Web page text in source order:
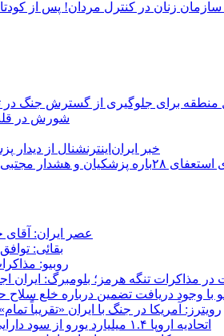
برای جلوگیری از گسترش جنگ در
شورش در
خبر ایران‌اینترنشنال از
و هشدار مجتبی خامنه‌ای در روایت خرازی؛ رئیس‌جمهور تکذیب کرد
عصر ایران:
بقائی:
روبیو:
مذاکرات تنگه هرمز؛ بلومبرگ: ایران
با وجود دریافت تضمین درباره خلع
رویترز: آمریکا در جنگ با ایران
اتحادیه اروپا ۱.۴ میلیارد یورو از سود دارایی‌های مسدودشده روسیه را به اوکراین ‏اختصاص داد